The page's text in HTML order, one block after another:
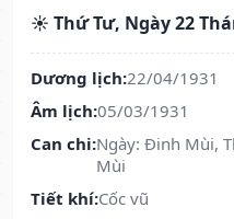
☀️ Thứ Tư, Ngày 22
Dương lịch:22/04/1931
Âm lịch:05/03/1931
Can chi:Ngày: Đinh Mùi,
Mùi
Tiết khí:Cốc vũ